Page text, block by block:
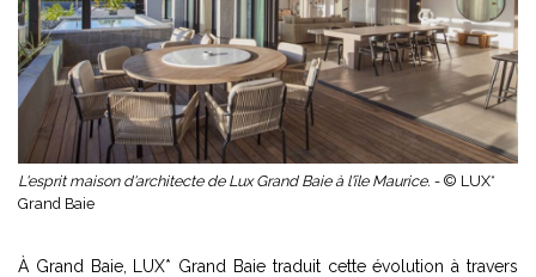
L'esprit maison d'architecte de Lux Grand Baie à l'île Maurice. - © LUX*
Grand Baie
À Grand Baie, LUX* Grand Baie traduit cette évolution à travers